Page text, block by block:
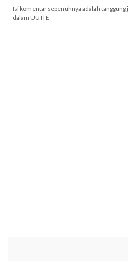
Isi komentar sepenuhnya adalah tanggung
dalam UU ITE